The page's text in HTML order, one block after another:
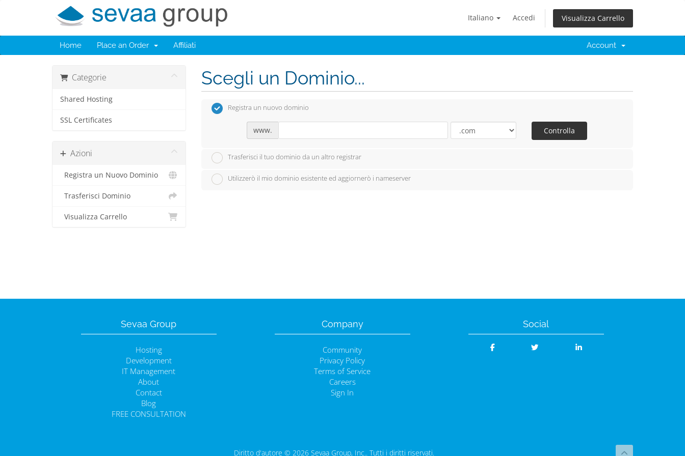
Italiano Accedi Visualizza Carrello
Home Place an Order Affiliati Account
Categorie
Shared Hosting
SSL Certificates
Azioni
Registra un Nuovo Dominio
Trasferisci Dominio
Visualizza Carrello
Scegli un Dominio...
Registra un nuovo dominio
www. Controlla
Trasferisci il tuo dominio da un altro registrar
Utilizzerò il mio dominio esistente ed aggiornerò i nameserver
Sevaa Group
Hosting
Development
IT Management
About
Contact
Blog
FREE CONSULTATION
Company
Community
Privacy Policy
Terms of Service
Careers
Sign In
Social
Diritto d'autore © 2026 Sevaa Group, Inc.. Tutti i diritti riservati.